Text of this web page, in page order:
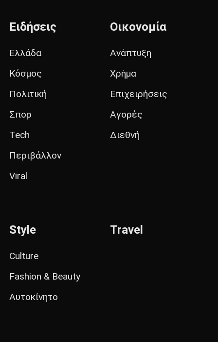
Ειδήσεις
Ελλάδα
Κόσμος
Πολιτική
Σπορ
Tech
Περιβάλλον
Viral
Οικονομία
Ανάπτυξη
Χρήμα
Επιχειρήσεις
Αγορές
Διεθνή
Style
Culture
Fashion & Beauty
Αυτοκίνητο
Travel